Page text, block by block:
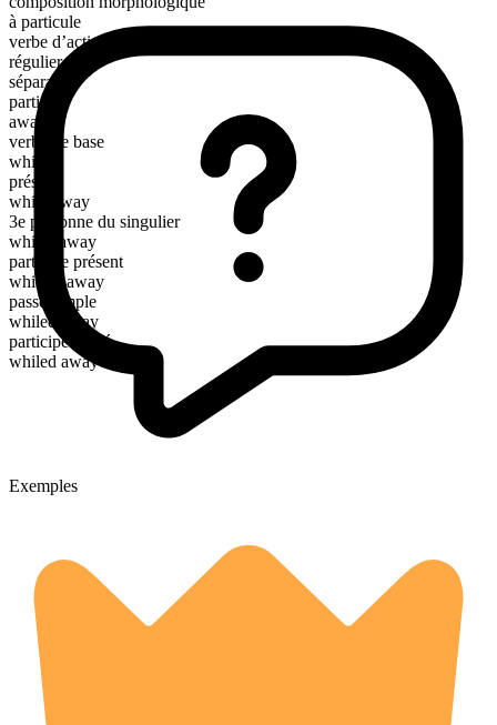
à particule
verbe d’action
régulier
séparable
particule
away
verbe de base
while
présent
while away
3e personne du singulier
whiles away
participe présent
whiling away
passé simple
whiled away
participe passé
whiled away
Exemples